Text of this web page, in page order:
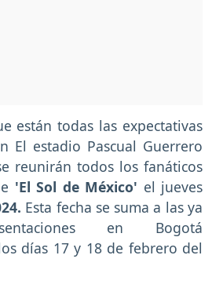
están todas las expectativas
El estadio Pascual Guerrero
reunirán todos los fanáticos
'El Sol de México' el jueves
Esta fecha se suma a las ya
en Bogotá
días 17 y 18 de febrero del